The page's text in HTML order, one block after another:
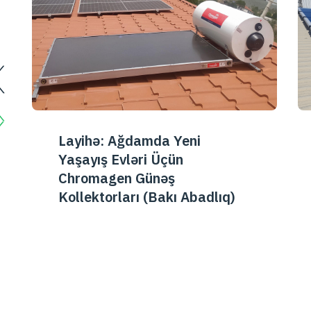
Layihə: Schlumberger Üçün
Sənaye Miqyaslı Günəş
Kollektoru Sistemi